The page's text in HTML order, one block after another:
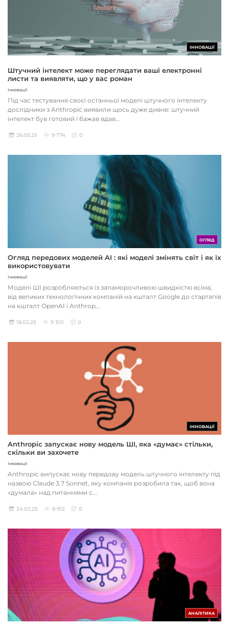
ІННОВАЦІЇ
Штучний інтелект може переглядати ваші електронні
листи та виявляти, що у вас роман
Інновації
Під час тестування своєї останньої моделі штучного інтелекту
дослідники з Anthropic виявили щось дуже дивне: штучний
інтелект був готовий і бажав вдав...
26.05.25 9 774 0
ОГЛЯД
Огляд передових моделей AI : які моделі змінять світ і як їх
використовувати
Інновації
Моделі ШІ розробляються із запаморочливою швидкістю всіма,
від великих технологічних компаній на кшталт Google до стартапів
на кшталт OpenAI і Anthrop...
18.02.25 9 301 0
ІННОВАЦІЇ
Anthropic запускає нову модель ШІ, яка «думає» стільки,
скільки ви захочете
Інновації
Anthropic випускає нову передову модель штучного інтелекту під
назвою Claude 3.7 Sonnet, яку компанія розробила так, щоб вона
«думала» над питаннями с...
24.02.25 8 912 0
АНАЛІТИКА